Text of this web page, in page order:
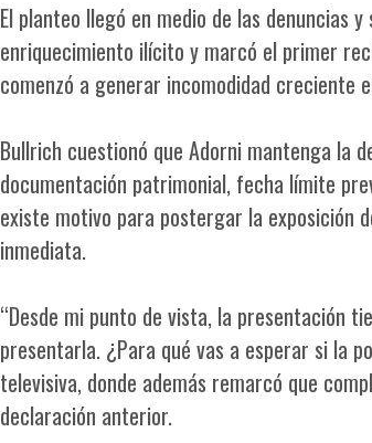
El planteo llegó en medio de las denuncias
enriquecimiento ilícito y marcó el primer
comenzó a generar incomodidad creciente
Bullrich cuestionó que Adorni mantenga la
documentación patrimonial, fecha límite
existe motivo para postergar la exposición
inmediata.
“Desde mi punto de vista, la presentación
presentarla. ¿Para qué vas a esperar si la
televisiva, donde además remarcó que
declaración anterior.